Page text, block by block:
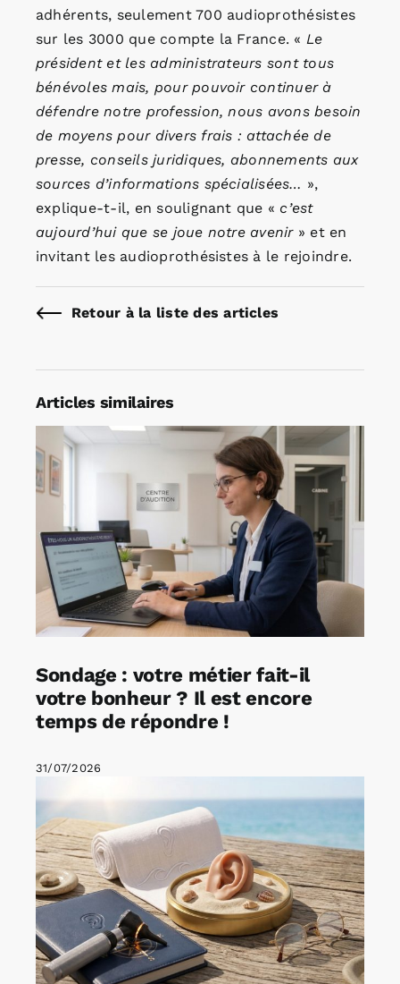
adhérents, seulement 700 audioprothésistes
sur les 3000 que compte la France. « Le
président et les administrateurs sont tous
bénévoles mais, pour pouvoir continuer à
défendre notre profession, nous avons besoin
de moyens pour divers frais : attachée de
presse, conseils juridiques, abonnements aux
sources d’informations spécialisées… »,
explique-t-il, en soulignant que « c’est
aujourd’hui que se joue notre avenir» et en
invitant les audioprothésistes à le rejoindre.
Retour à la liste des articles
Articles similaires
Sondage : votre métier fait-il
votre bonheur ? Il est encore
temps de répondre !
31/07/2026